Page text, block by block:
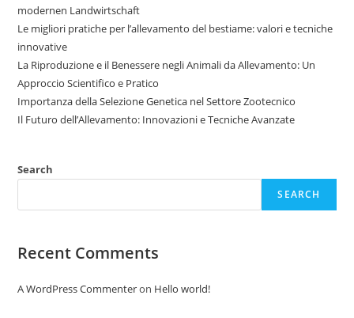
modernen Landwirtschaft
Le migliori pratiche per l’allevamento del bestiame: valori e tecniche
innovative
La Riproduzione e il Benessere negli Animali da Allevamento: Un
Approccio Scientifico e Pratico
Importanza della Selezione Genetica nel Settore Zootecnico
Il Futuro dell’Allevamento: Innovazioni e Tecniche Avanzate
Search
SEARCH
Recent Comments
A WordPress Commenteron Hello world!